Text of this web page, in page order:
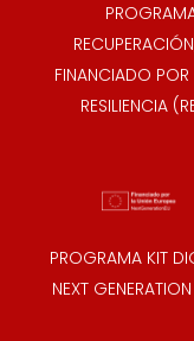
FINANCIADO POR
RESILIENCIA
PROGRAMA KIT
NEXT